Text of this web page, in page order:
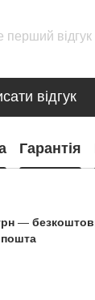
перший відгук
відгук
Гарантія
—